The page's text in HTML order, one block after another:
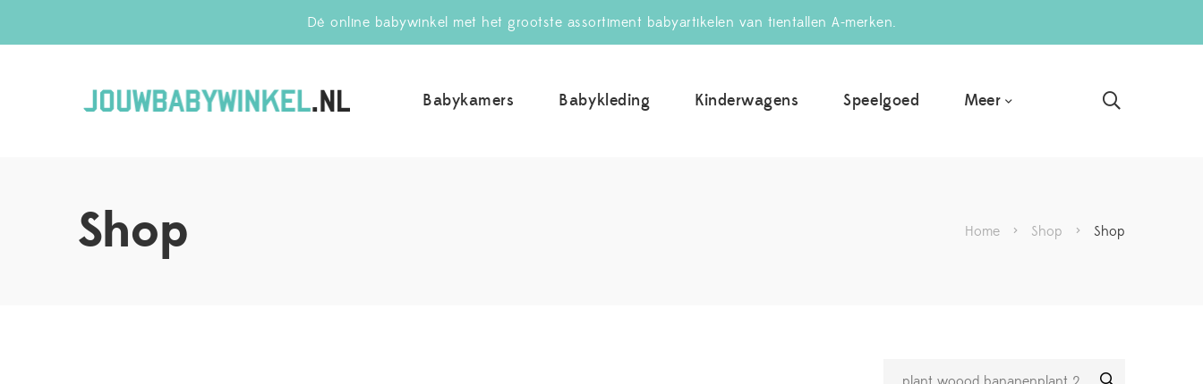
Dé online babywinkel met het grootste assortiment babyartikelen van tientallen A-merken.
Babykamers Babykleding Kinderwagens Speelgoed Meer
Shop Home > Shop > Shop